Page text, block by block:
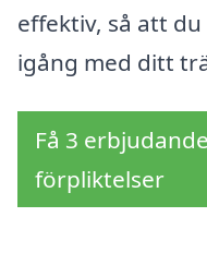
effektiv, så att
igång med ditt
Få 3
förpliktelser